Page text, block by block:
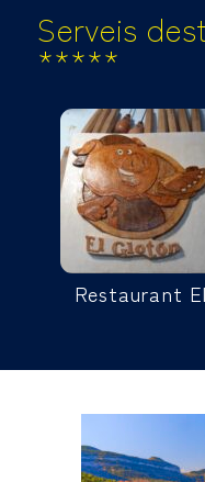
Serveis
*****
Restaurant